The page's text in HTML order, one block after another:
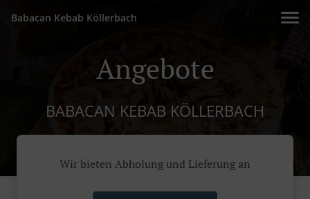
Babacan Kebab Köllerbach
Angebote
BABACAN KEBAB KÖLLERBACH
Wir bieten Abholung und Lieferung an